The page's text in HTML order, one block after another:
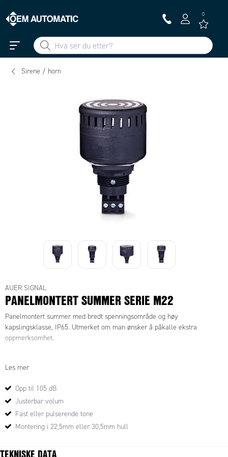
0
Sirene / horn
AUER SIGNAL
PANELMONTERT SUMMER SERIE M22
Panelmontert summer med bredt spenningsområde og høy
kapslingsklasse, IP65. Utmerket om man ønsker å påkalle ekstra
oppmerksomhet.
Les mer
Opp til 105 dB
Justerbar volum
Fast eller pulserende tone
Montering i 22,5mm eller 30,5mm hull
TEKNISKE DATA